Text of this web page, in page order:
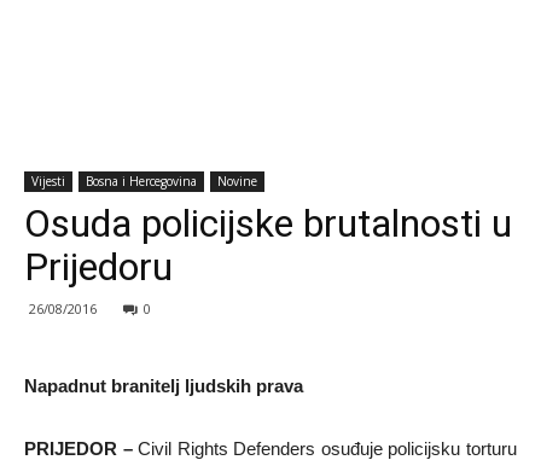
Vijesti Bosna i Hercegovina Novine
Osuda policijske brutalnosti u
Prijedoru
26/08/2016 0
Napadnut branitelj ljudskih prava
PRIJEDOR –Civil Rights Defenders osuđuje policijsku torturu